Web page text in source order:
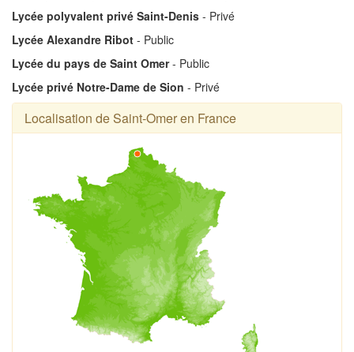
Lycée polyvalent privé Saint-Denis - Privé
Lycée Alexandre Ribot - Public
Lycée du pays de Saint Omer- Public
Lycée privé Notre-Dame de Sion - Privé
Localisation de Saint-Omer en France